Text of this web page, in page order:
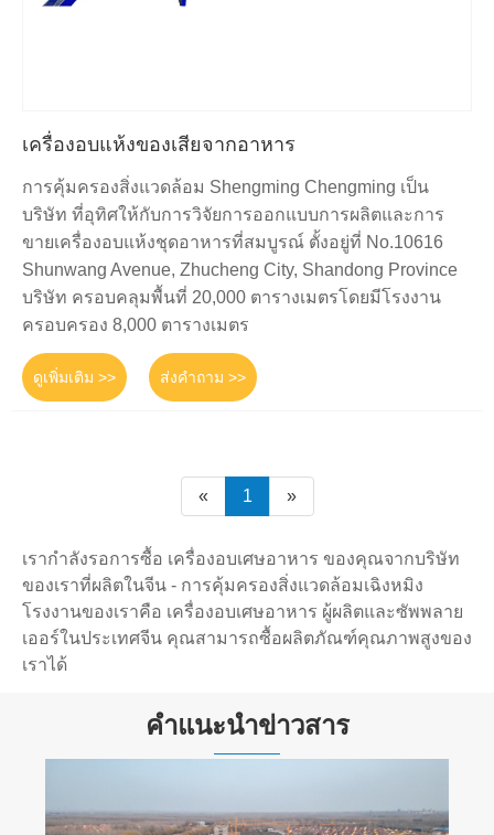
เครื่องอบแห้งของเสียจากอาหาร
การคุ้มครองสิ่งแวดล้อม Shengming Chengming เป็น
บริษัท ที่อุทิศให้กับการวิจัยการออกแบบการผลิตและการ
ขายเครื่องอบแห้งชุดอาหารที่สมบูรณ์ ตั้งอยู่ที่ No.10616
Shunwang Avenue, Zhucheng City, Shandong Province
บริษัท ครอบคลุมพื้นที่ 20,000 ตารางเมตรโดยมีโรงงาน
ครอบครอง 8,000 ตารางเมตร
ดูเพิ่มเติม >> ส่งคำถาม >>
« 1 »
เรากำลังรอการซื้อ เครื่องอบเศษอาหาร ของคุณจากบริษัท
ของเราที่ผลิตในจีน - การคุ้มครองสิ่งแวดล้อมเฉิงหมิง
โรงงานของเราคือ เครื่องอบเศษอาหาร ผู้ผลิตและซัพพลาย
เออร์ในประเทศจีน คุณสามารถซื้อผลิตภัณฑ์คุณภาพสูงของ
เราได้
คำแนะนำข่าวสาร